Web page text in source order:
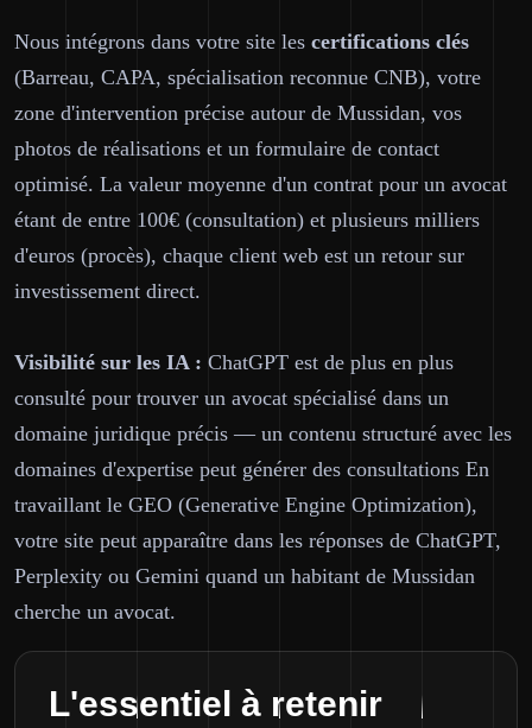
Nous intégrons dans votre site les certifications clés
(Barreau, CAPA, spécialisation reconnue CNB), votre
zone d'intervention précise autour de Mussidan, vos
photos de réalisations et un formulaire de contact
optimisé. La valeur moyenne d'un contrat pour un avocat
étant de entre 100€ (consultation) et plusieurs milliers
d'euros (procès), chaque client web est un retour sur
investissement direct.
Visibilité sur les IA : ChatGPT est de plus en plus
consulté pour trouver un avocat spécialisé dans un
domaine juridique précis — un contenu structuré avec les
domaines d'expertise peut générer des consultations En
travaillant le GEO (Generative Engine Optimization),
votre site peut apparaître dans les réponses de ChatGPT,
Perplexity ou Gemini quand un habitant de Mussidan
cherche un avocat.
L'essentiel à retenir